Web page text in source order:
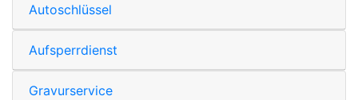
Autoschlüssel
Aufsperrdienst
Gravurservice